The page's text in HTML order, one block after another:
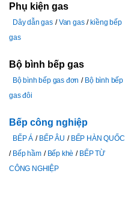
Phụ kiện gas
Dây dẫn gas Van gas
kiềng bếp
gas
Bộ bình bếp gas
Bộ bình bếp gas đơn
Bộ bình bếp
gas đôi
Bếp công nghiệp
BẾP Á BẾP ÂU
BẾP HÀN QUỐC
Bếp hầm
Bếp khè
BẾP TỪ
CÔNG NGHIỆP